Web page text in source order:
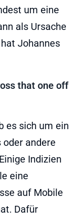
um eine
als Ursache
Johannes
that one off
es sich um ein
andere
Indizien
eine
auf Mobile
Dafür